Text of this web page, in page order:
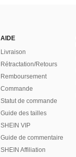
AIDE
Livraison
Rétractation/Retours
Remboursement
Commande
Statut de commande
Guide des tailles
SHEIN VIP
Guide de commentaire
SHEIN Affiliation